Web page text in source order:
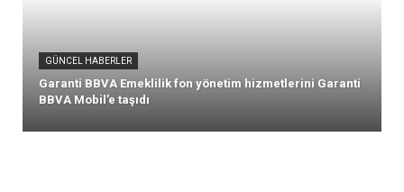
GÜNCEL HABERLER
Garanti BBVA Emeklilik fon yönetim hizmetlerini Garanti
BBVA Mobil’e taşıdı